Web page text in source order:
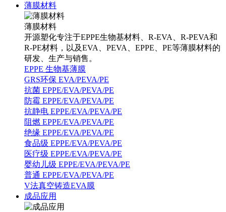
薄膜材料
薄膜材料
开源塑化专注于EPPE生物基材料、R-EVA、R-PEVA和
R-PE材料，以及EVA、PEVA、EPPE、PE等薄膜材料的
研发、生产与销售。
EPPE 生物基薄膜
GRS环保 EVA/PEVA/PE
抗菌 EPPE/EVA/PEVA/PE
防霉 EPPE/EVA/PEVA/PE
抗静电 EPPE/EVA/PEVA/PE
阻燃 EPPE/EVA/PEVA/PE
绝缘 EPPE/EVA/PEVA/PE
食品级 EPPE/EVA/PEVA/PE
医疗级 EPPE/EVA/PEVA/PE
婴幼儿级 EPPE/EVA/PEVA/PE
普通 EPPE/EVA/PEVA/PE
V法真空铸造EVA膜
成品应用